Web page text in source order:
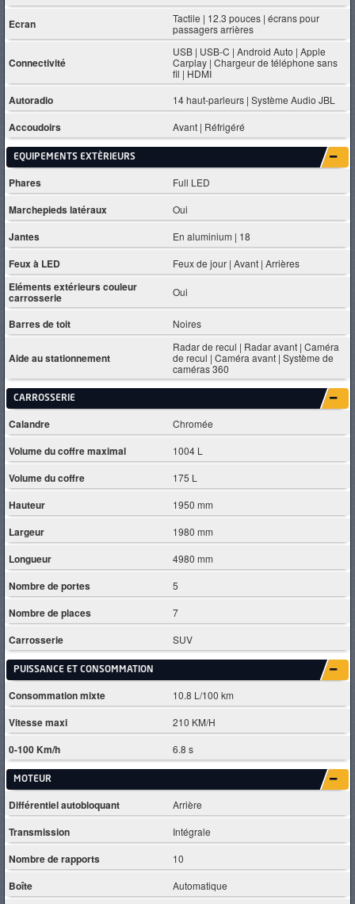
Ecran
Tactile | 12.3 pouces | écrans pour
passagers arrières
Connectivité
USB | USB-C | Android Auto | Apple
Carplay | Chargeur de téléphone sans
fil | HDMI
Autoradio 14 haut-parleurs | Système Audio JBL
Accoudoirs Avant | Réfrigéré
EQUIPEMENTS EXTÈRIEURS
Phares Full LED
Marchepieds latéraux Oui
Jantes En aluminium | 18
Feux à LED Feux de jour | Avant | Arrières
Eléments extérieurs couleur
carrosserie Oui
Barres de toit Noires
Aide au stationnement
Radar de recul | Radar avant | Caméra
de recul | Caméra avant | Système de
caméras 360
CARROSSERIE
Calandre Chromée
Volume du coffre maximal 1004 L
Volume du coffre 175 L
Hauteur 1950 mm
Largeur 1980 mm
Longueur 4980 mm
Nombre de portes 5
Nombre de places 7
Carrosserie SUV
PUISSANCE ET CONSOMMATION
Consommation mixte 10.8 L/100 km
Vitesse maxi 210 KM/H
0-100 Km/h 6.8 s
MOTEUR
Différentiel autobloquant Arrière
Transmission Intégrale
Nombre de rapports 10
Boîte Automatique